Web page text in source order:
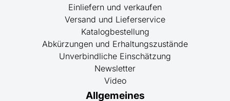
Einliefern und verkaufen
Versand und Lieferservice
Katalogbestellung
Abkürzungen und Erhaltungszustände
Unverbindliche Einschätzung
Newsletter
Video
Allgemeines